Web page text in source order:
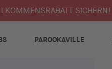
SICHERN!
PAROOKAVILLE